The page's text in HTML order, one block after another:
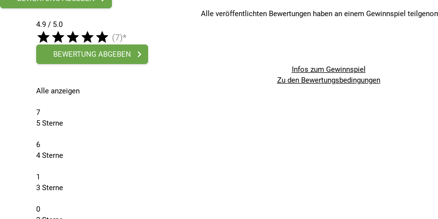
Alle veröffentlichten Bewertungen haben an einem Gewinnspiel
4.9 / 5.0
(7)*
BEWERTUNG ABGEBEN
Infos zum Gewinnspiel
Zu den Bewertungsbedingungen
Alle anzeigen
7
5 Sterne
6
4 Sterne
1
3 Sterne
0